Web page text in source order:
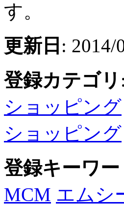
す。
更新日 : 2014/
登録カテゴリ :
ショッピング
ショッピング
登録キーワー
MCM エムシ